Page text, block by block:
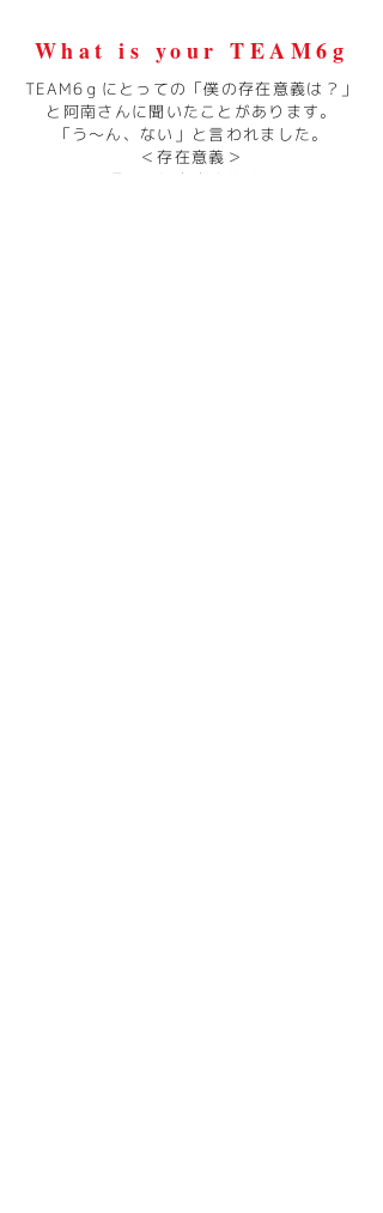
What is your TEAM6g​
TEAM6ｇにとっての「僕の存在意義は？」
と 阿南さんに聞いたことがあります。
「う～ん、ない」 と言われました。
＜存在意義 ＞
調べると大きく分けて